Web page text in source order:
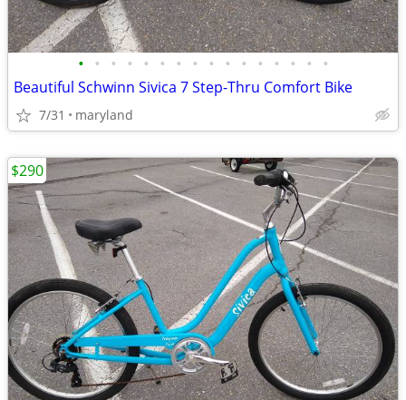
• • • • • • • • • • • • • • • •
Beautiful Schwinn Sivica 7 Step-Thru Comfort Bike
7/31 maryland
$290